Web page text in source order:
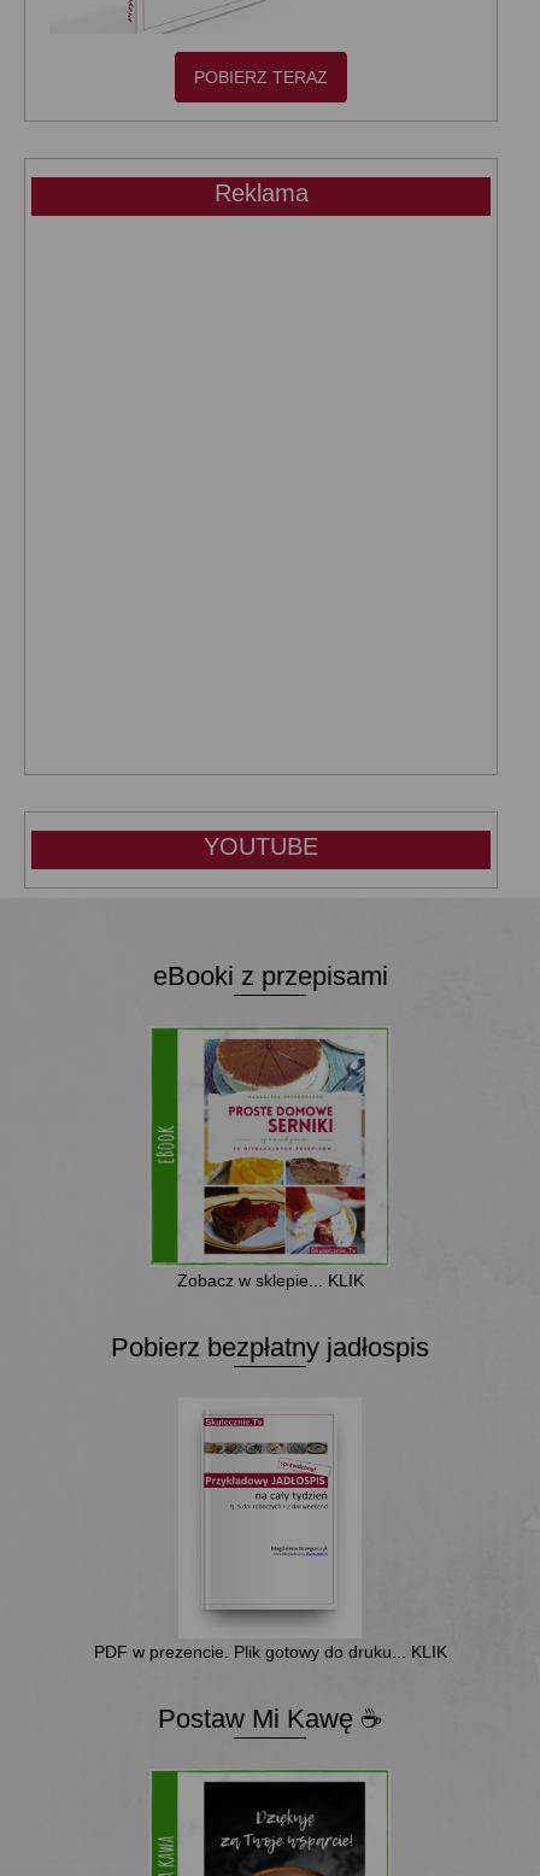
POBIERZ TERAZ
Reklama
YOUTUBE
eBooki z przepisami
Zobacz w sklepie... KLIK
Pobierz bezpłatny jadłospis
PDF w prezencie. Plik gotowy do druku... KLIK
Postaw Mi Kawę ☕